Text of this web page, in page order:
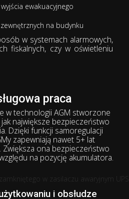
w systemach alarmowych,
fiskalnych, czy w oświetleniu
praca
w technologii AGM stworzone
jak największe bezpieczeństwo
Dzięki funkcji samoregulacji
zapewniają nawet 5+ lat
Zwiększa ona bezpieczeństwo
na pozycję akumulatora.
i obsłudze